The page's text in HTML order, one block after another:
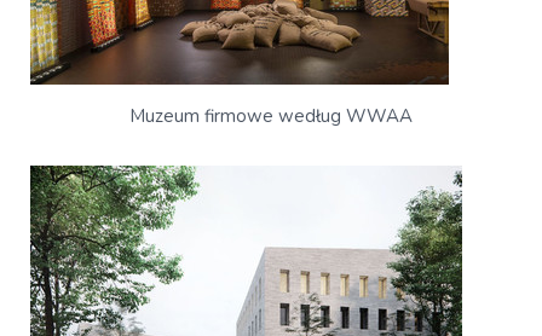
Muzeum firmowe według WWAA